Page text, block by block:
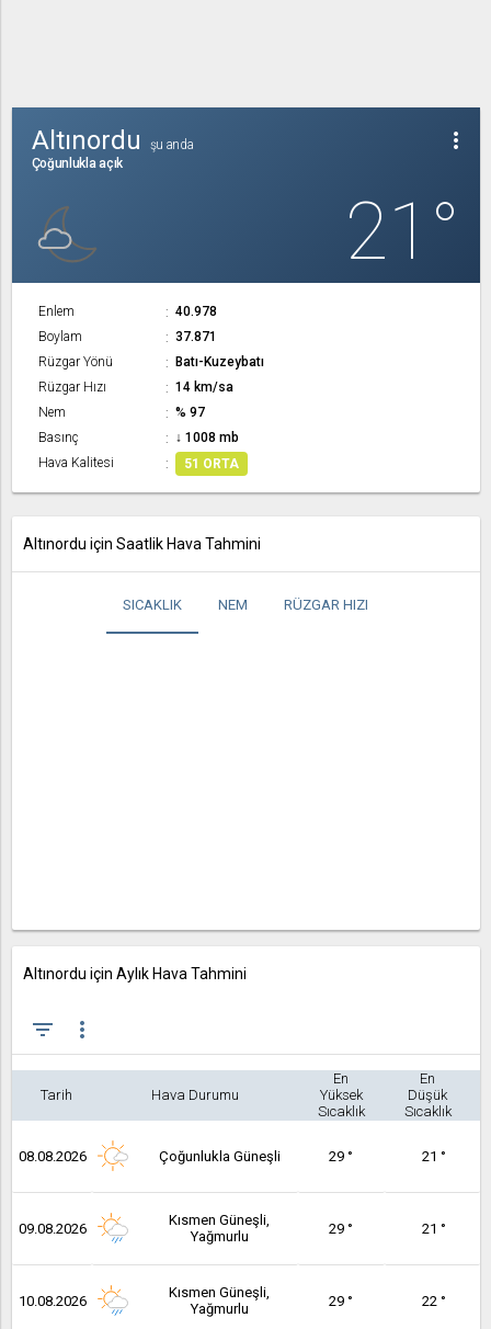
more_vert
Altınordu
şu anda
Çoğunlukla açık
21°
Enlem
40.978
Boylam
37.871
Rüzgar Yönü
Batı-Kuzeybatı
Rüzgar Hızı
14 km/sa
Nem
% 97
Basınç
↓ 1008 mb
Hava Kalitesi
51 ORTA
Altınordu için Saatlik Hava Tahmini
SICAKLIK NEM RÜZGAR HIZI
Altınordu için Aylık Hava Tahmini
filter_list more_vert
Tarih Hava Durumu
En
Yüksek
Sıcaklık
En
Düşük
Sıcaklık
08.08.2026 Çoğunlukla Güneşli 29 ° 21 °
09.08.2026
Kısmen Güneşli,
Yağmurlu
29 ° 21 °
10.08.2026
Kısmen Güneşli,
Yağmurlu
29 ° 22 °